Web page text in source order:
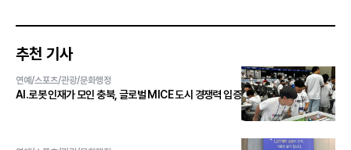
추천 기사
연예/스포츠/관광/문화행정
AI․로봇 인재가 모인 충북, 글로벌 MICE 도시 경쟁력 입증